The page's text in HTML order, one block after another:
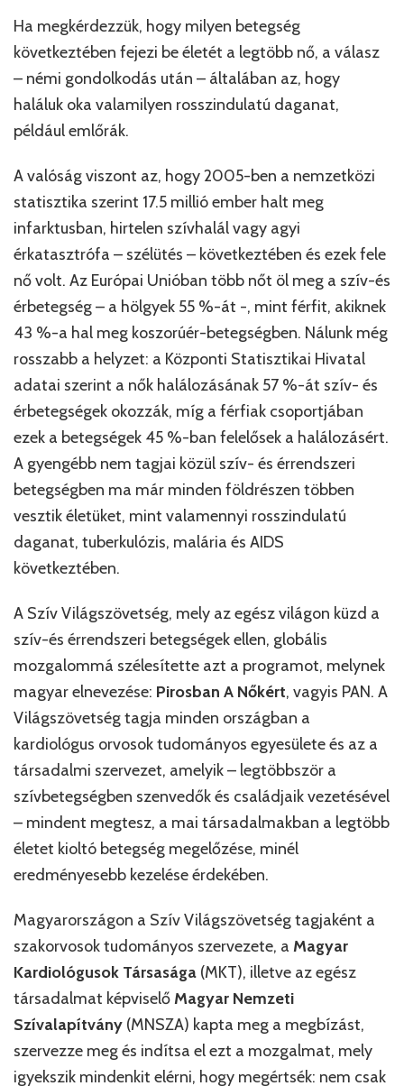
Ha megkérdezzük, hogy milyen betegség
következtében fejezi be életét a legtöbb nő, a válasz
– némi gondolkodás után – általában az, hogy
haláluk oka valamilyen rosszindulatú daganat,
például emlőrák.
A valóság viszont az, hogy 2005-ben a nemzetközi
statisztika szerint 17.5 millió ember halt meg
infarktusban, hirtelen szívhalál vagy agyi
érkatasztrófa – szélütés – következtében és ezek fele
nő volt. Az Európai Unióban több nőt öl meg a szív-és
érbetegség – a hölgyek 55 %-át -, mint férfit, akiknek
43 %-a hal meg koszorúér-betegségben. Nálunk még
rosszabb a helyzet: a Központi Statisztikai Hivatal
adatai szerint a nők halálozásának 57 %-át szív- és
érbetegségek okozzák, míg a férfiak csoportjában
ezek a betegségek 45 %-ban felelősek a halálozásért.
A gyengébb nem tagjai közül szív- és érrendszeri
betegségben ma már minden földrészen többen
vesztik életüket, mint valamennyi rosszindulatú
daganat, tuberkulózis, malária és AIDS
következtében.
A Szív Világszövetség, mely az egész világon küzd a
szív-és érrendszeri betegségek ellen, globális
mozgalommá szélesítette azt a programot, melynek
magyar elnevezése: Pirosban A Nőkért, vagyis PAN. A
Világszövetség tagja minden országban a
kardiológus orvosok tudományos egyesülete és az a
társadalmi szervezet, amelyik – legtöbbször a
szívbetegségben szenvedők és családjaik vezetésével
– mindent megtesz, a mai társadalmakban a legtöbb
életet kioltó betegség megelőzése, minél
eredményesebb kezelése érdekében.
Magyarországon a Szív Világszövetség tagjaként a
szakorvosok tudományos szervezete, a Magyar
Kardiológusok Társasága (MKT), illetve az egész
társadalmat képviselőMagyar Nemzeti
Szívalapítvány (MNSZA) kapta meg a megbízást,
szervezze meg és indítsa el ezt a mozgalmat, mely
igyekszik mindenkit elérni, hogy megértsék: nem csak